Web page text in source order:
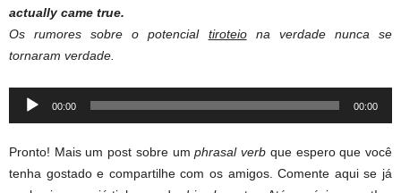
actually came true.
Os rumores sobre o potencial tiroteiona verdade nunca se
tornaram verdade.
Audio
00:00 00:00
Pronto! Mais um post sobre umphrasal verb que espero que você
tenha gostado e compartilhe com os amigos. Comente aqui se já